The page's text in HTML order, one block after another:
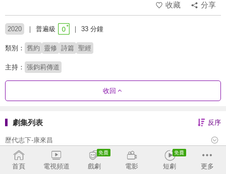
收藏
分享
2020 普遍級 33 分鐘
類別： 舊約 靈修 詩篇 聖經
主持： 張鈞莉傳道
收回
劇集列表 反序
歷代志下-康來昌
歷代志上-康來昌
首頁 電視頻道 戲劇 電影 短劇 更多